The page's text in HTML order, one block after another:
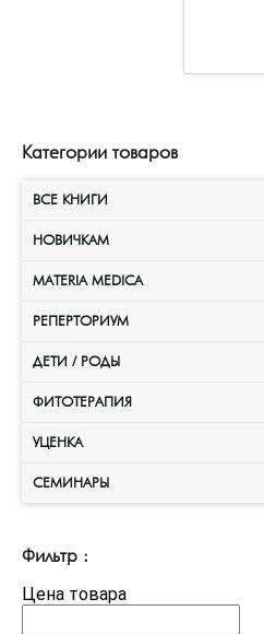
Категории товаров
ВСЕ КНИГИ
НОВИЧКАМ
MATERIA MEDICA
РЕПЕРТОРИУМ
ДЕТИ / РОДЫ
ФИТОТЕРАПИЯ
УЦЕНКА
СЕМИНАРЫ
Фильтр :
Цена товара